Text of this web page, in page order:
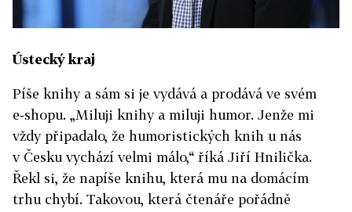
Ústecký kraj
Píše knihy a sám si je vydává a prodává ve svém
e‑shopu. „Miluji knihy a miluji humor. Jenže mi
vždy připadalo, že humoristických knih u nás
v Česku vychází velmi málo,“ říká Jiří Hnilička.
Řekl si, že napíše knihu, která mu na domácím
trhu chybí. Takovou, která čtenáře pořádně